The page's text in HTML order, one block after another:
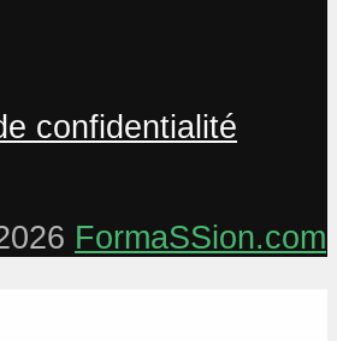
confidentialité
FormaSSion.com